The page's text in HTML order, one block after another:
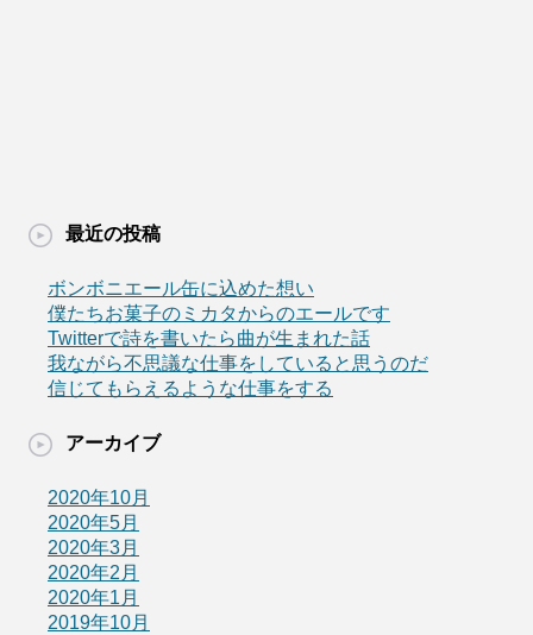
最近の投稿
ボンボニエール缶に込めた想い
僕たちお菓子のミカタからのエールです
Twitterで詩を書いたら曲が生まれた話
我ながら不思議な仕事をしていると思うのだ
信じてもらえるような仕事をする
アーカイブ
2020年10月
2020年5月
2020年3月
2020年2月
2020年1月
2019年10月